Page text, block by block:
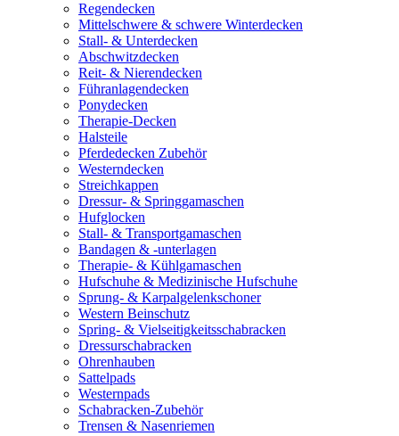
Regendecken
Mittelschwere & schwere Winterdecken
Stall- & Unterdecken
Abschwitzdecken
Reit- & Nierendecken
Führanlagendecken
Ponydecken
Therapie-Decken
Halsteile
Pferdedecken Zubehör
Westerndecken
Streichkappen
Dressur- & Springgamaschen
Hufglocken
Stall- & Transportgamaschen
Bandagen & -unterlagen
Therapie- & Kühlgamaschen
Hufschuhe & Medizinische Hufschuhe
Sprung- & Karpalgelenkschoner
Western Beinschutz
Spring- & Vielseitigkeitsschabracken
Dressurschabracken
Ohrenhauben
Sattelpads
Westernpads
Schabracken-Zubehör
Trensen & Nasenriemen